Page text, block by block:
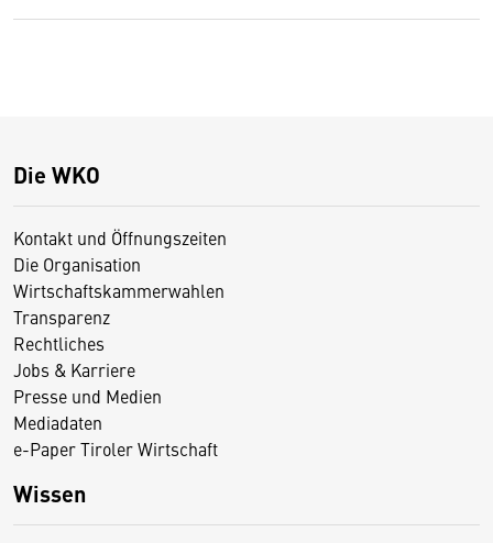
Die WKO
Kontakt und Öffnungszeiten
Die Organisation
Wirtschaftskammerwahlen
Transparenz
Rechtliches
Jobs & Karriere
Presse und Medien
Mediadaten
e-Paper Tiroler Wirtschaft
Wissen